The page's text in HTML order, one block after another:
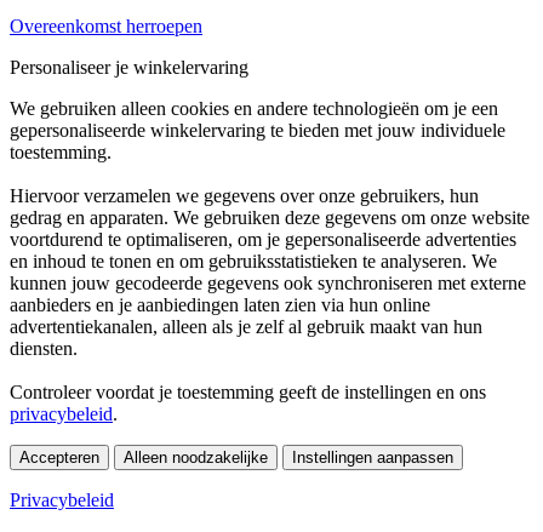
Overeenkomst herroepen
Personaliseer je winkelervaring
We gebruiken alleen cookies en andere technologieën om je een
gepersonaliseerde winkelervaring te bieden met jouw individuele
toestemming.
Hiervoor verzamelen we gegevens over onze gebruikers, hun
gedrag en apparaten. We gebruiken deze gegevens om onze website
voortdurend te optimaliseren, om je gepersonaliseerde advertenties
en inhoud te tonen en om gebruiksstatistieken te analyseren. We
kunnen jouw gecodeerde gegevens ook synchroniseren met externe
aanbieders en je aanbiedingen laten zien via hun online
advertentiekanalen, alleen als je zelf al gebruik maakt van hun
diensten.
Controleer voordat je toestemming geeft de instellingen en ons
privacybeleid.
Accepteren Alleen noodzakelijke Instellingen aanpassen
Privacybeleid